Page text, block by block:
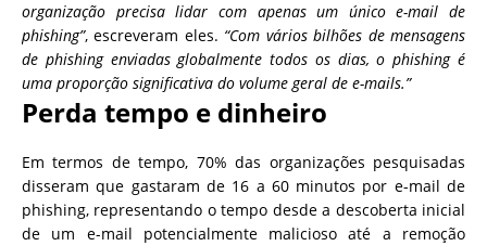
organização precisa lidar com apenas um único e-mail de
phishing”, escreveram eles. “Com vários bilhões de mensagens
de phishing enviadas globalmente todos os dias, o phishing é
uma proporção significativa do volume geral de e-mails.”
Perda tempo e dinheiro
Em termos de tempo, 70% das organizações pesquisadas
disseram que gastaram de 16 a 60 minutos por e-mail de
phishing, representando o tempo desde a descoberta inicial
de um e-mail potencialmente malicioso até a remoção